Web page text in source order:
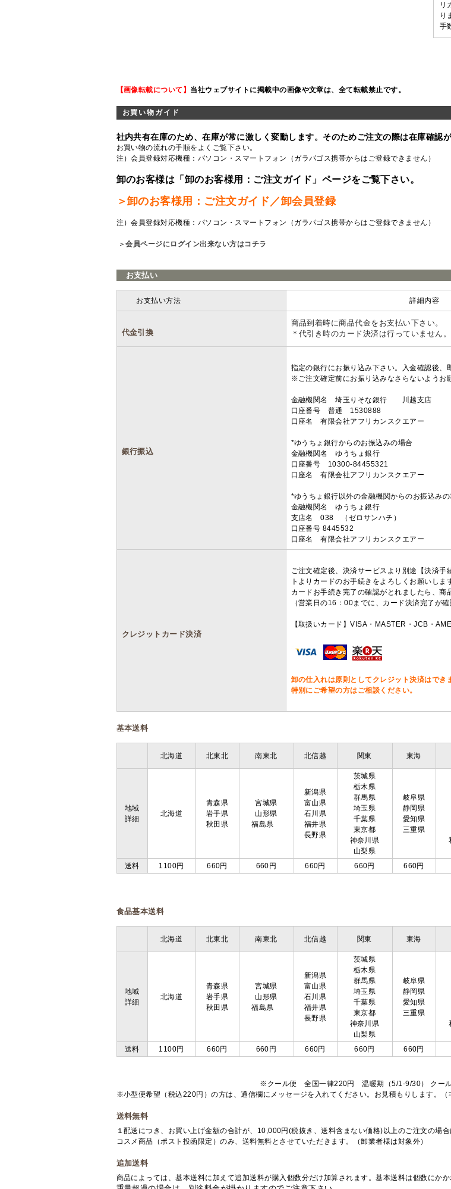
リ
り
手
【画像転載について】 当社ウェブサイトに掲載中の画像や文章は、全て転載禁止です。
お買い物ガイド
社内共有在庫のため、在庫が常に激しく変動します。そのためご注文の際は在庫確認が
お買い物の流れの手順をよくご覧下さい。
注）会員登録対応機種：パソコン・スマートフォン（ガラパゴス携帯からはご登録できません）
卸のお客様は「卸のお客様用：ご注文ガイド」ページをご覧下さい。
＞卸のお客様用：ご注文ガイド／卸会員登録
注）会員登録対応機種：パソコン・スマートフォン（ガラパゴス携帯からはご登録できません）
＞会員ページにログイン出来ない方はコチラ
お支払い
お支払い方法 詳細内容
代金引換
商品到着時に商品代金をお支払い下さい。
＊代引き時のカード決済は行っていません。
銀行振込
指定の銀行にお振り込み下さい。入金確認後、
※ご注文確定前にお振り込みなさらないようお
金融機関名 埼玉りそな銀行 川越支店
口座番号 普通 1530888
口座名 有限会社アフリカンスクエアー
*ゆうちょ銀行からのお振込みの場合
金融機関名 ゆうちょ銀行
口座番号 10300-84455321
口座名 有限会社アフリカンスクエアー
*ゆうちょ銀行以外の金融機関からのお振込み
金融機関名 ゆうちょ銀行
支店名 038 （ゼロサンハチ）
口座番号 8445532
口座名 有限会社アフリカンスクエアー
クレジットカード決済
ご注文確定後、決済サービスより別途【決済
トよりカードのお手続きをよろしくお願いしま
カードお手続き完了の確認がとれましたら、商
（営業日の16：00までに、カード決済完了が
【取扱いカード】VISA・MASTER・JCB・
卸の仕入れは原則としてクレジット決済はでき
特別にご希望の方はご相談ください。
基本送料
北海道 北東北 南東北 北信越 関東 東海
地域
詳細
北海道
青森県
岩手県
秋田県
宮城県
山形県
福島県
新潟県
富山県
石川県
福井県
長野県
茨城県
栃木県
群馬県
埼玉県
千葉県
東京都
神奈川県
山梨県
岐阜県
静岡県
愛知県
三重県
送料 1100円 660円 660円 660円 660円 660円
食品基本送料
北海道 北東北 南東北 北信越 関東 東海
地域
詳細
北海道
青森県
岩手県
秋田県
宮城県
山形県
福島県
新潟県
富山県
石川県
福井県
長野県
茨城県
栃木県
群馬県
埼玉県
千葉県
東京都
神奈川県
山梨県
岐阜県
静岡県
愛知県
三重県
送料 1100円 660円 660円 660円 660円 660円
※クール便 全国一律220円 温暖期（5/1-9/30） クール
※小型便希望（税込220円）の方は、通信欄にメッセージを入れてください。お見積もりします。（
送料無料
１配送につき、お買い上げ金額の合計が、10,000円(税抜き、送料含まない価格)以上のご注文の場
コスメ商品（ポスト投函限定）のみ、送料無料とさせていただきます。（卸業者様は対象外）
追加送料
商品によっては、基本送料に加えて追加送料が購入個数分だけ加算されます。基本送料は個数にか